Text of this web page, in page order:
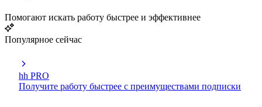
Помогают искать работу быстрее и эффективнее
Популярное сейчас
hh PRO
Получите работу быстрее с преимуществами подписки